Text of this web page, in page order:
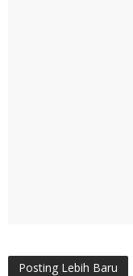
Posting Lebih Baru